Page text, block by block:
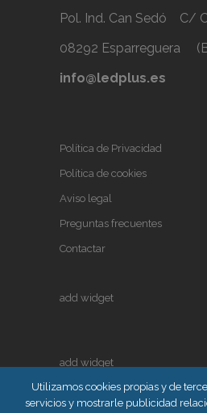
Pol. Ind. Can Sedó C/
08292 Esparreguera
info@ledplus.es
Política de Privacidad
Política de cookies
Aviso legal
Preguntas frecuentes
Contactar
add widget
add widget
Utilizamos cookies propias y de
servicios y mostrarle publicidad